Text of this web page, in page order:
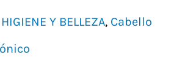
HIGIENE Y BELLEZA, Cabello